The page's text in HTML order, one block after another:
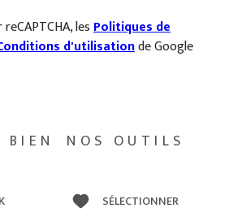
lesPolitiques de
d'utilisationde Google
BIEN NOS OUTILS
SÉLECTIONNER